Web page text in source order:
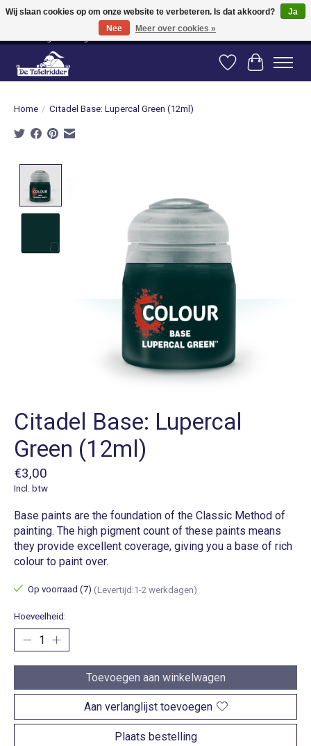
Vanaf 80 euro gratis verzending binnen Nederland! Vanaf 100 euro gratis
verzending naar België en Duitsland!
Verlanglijst
Home / Citadel Base: Lupercal Green (12ml)
Citadel Base: Lupercal
Green (12ml)
€3,00
Incl. btw
Base paints are the foundation of the Classic Method of
painting. The high pigment count of these paints means
they provide excellent coverage, giving you a base of rich
colour to paint over.
Op voorraad (7) (Levertijd:1-2 werkdagen)
Hoeveelheid:
Toevoegen aan winkelwagen
Aan verlanglijst toevoegen
Plaats bestelling
Wij slaan cookies op om onze website te verbeteren. Is dat akkoord?
Ja
Nee
Meer over cookies »